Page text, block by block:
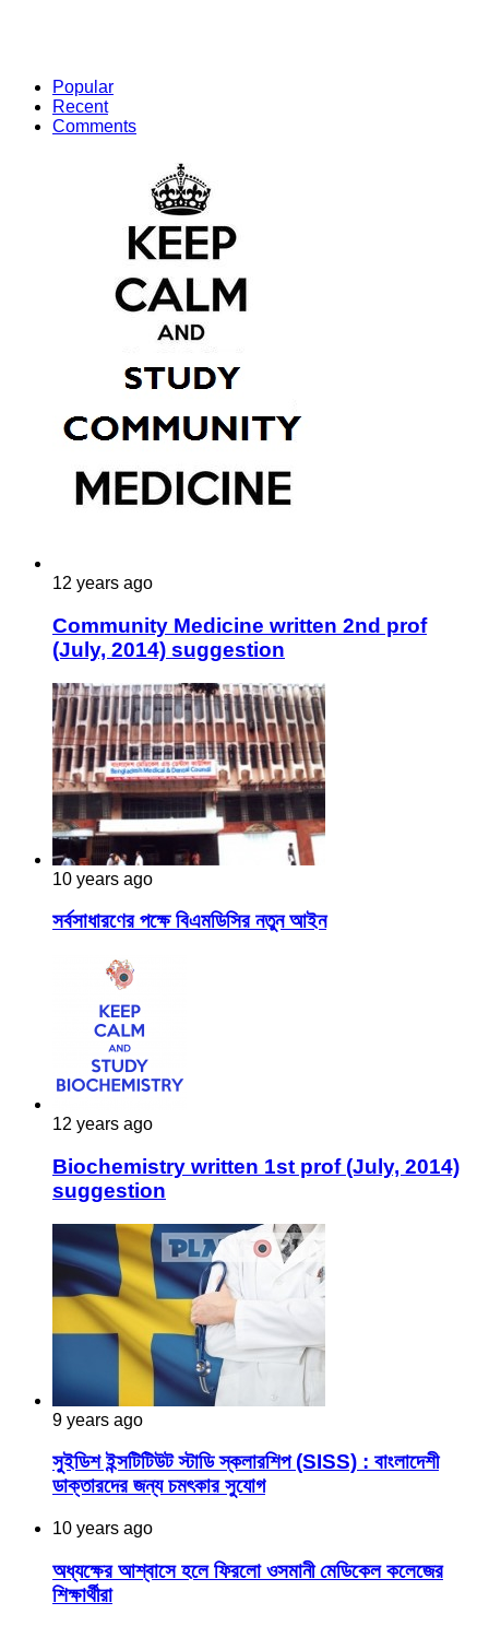
Popular
Recent
Comments
12 years ago
Community Medicine written 2nd prof
(July, 2014) suggestion
10 years ago
সর্বসাধারণের পক্ষে বিএমডিসির নতুন আইন
12 years ago
Biochemistry written 1st prof (July, 2014)
suggestion
9 years ago
সুইডিশ ইন্সটিটিউট স্টাডি স্কলারশিপ (SISS) : বাংলাদেশী
ডাক্তারদের জন্য চমৎকার সুযোগ
10 years ago
অধ্যক্ষের আশ্বাসে হলে ফিরলো ওসমানী মেডিকেল কলেজের
শিক্ষার্থীরা